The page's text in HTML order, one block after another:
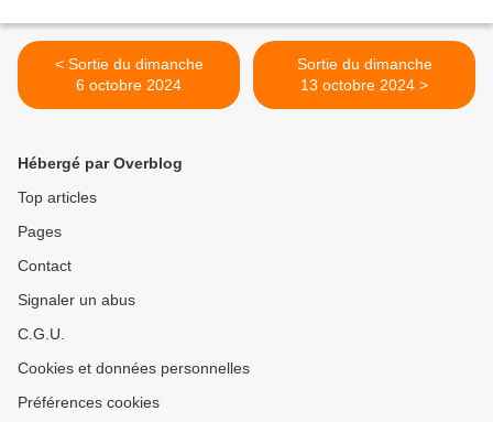
< Sortie du dimanche
6 octobre 2024
Sortie du dimanche
13 octobre 2024 >
Hébergé par Overblog
Top articles
Pages
Contact
Signaler un abus
C.G.U.
Cookies et données personnelles
Préférences cookies